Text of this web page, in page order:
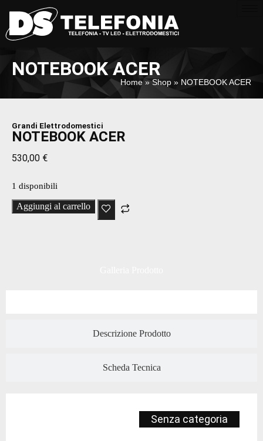
NOTEBOOK ACER
Home»Shop » NOTEBOOK ACER
Grandi Elettrodomestici
NOTEBOOK ACER
530,00 €
1 disponibili
Aggiungi al carrello
Descrizione Prodotto
Scheda Tecnica
Senza categoria